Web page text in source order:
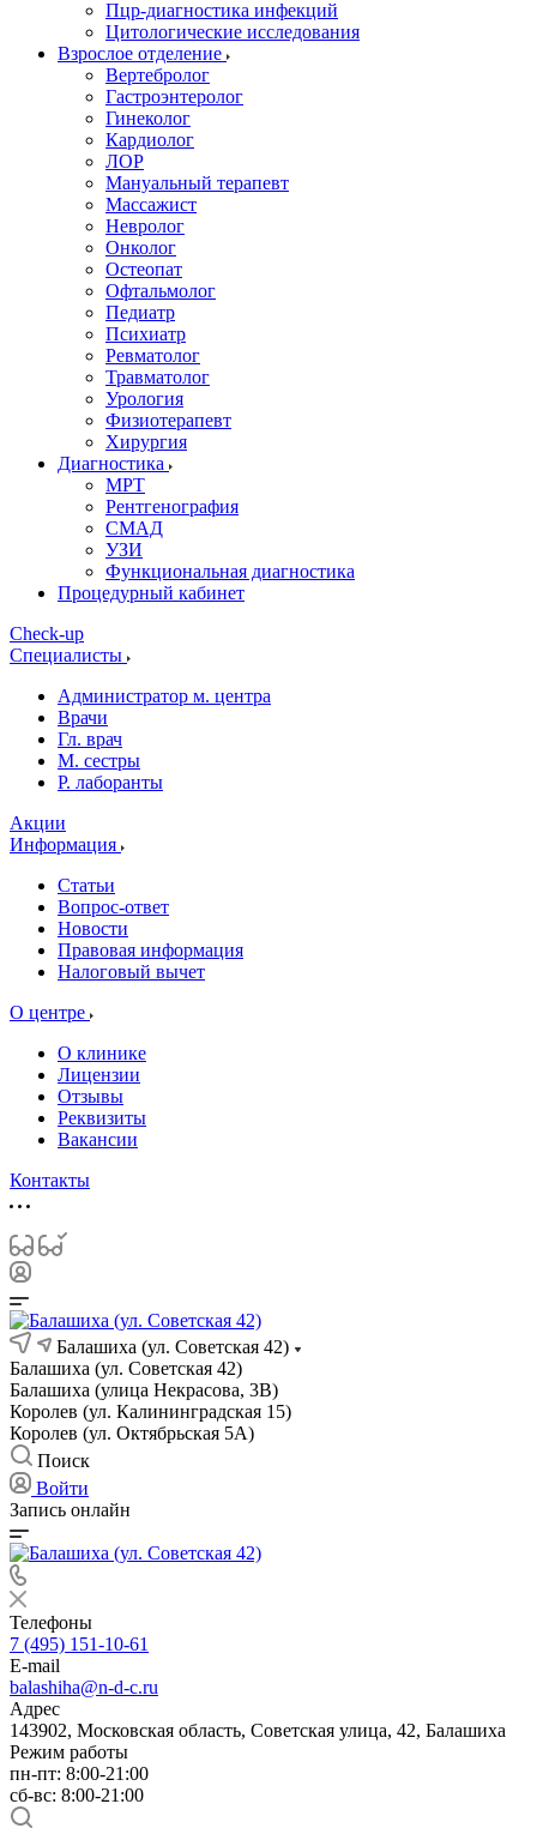
Пцр-диагностика инфекций
Цитологические исследования
Взрослое отделение
Вертебролог
Гастроэнтеролог
Гинеколог
Кардиолог
ЛОР
Мануальный терапевт
Массажист
Невролог
Онколог
Остеопат
Офтальмолог
Педиатр
Психиатр
Ревматолог
Травматолог
Урология
Физиотерапевт
Хирургия
Диагностика
МРТ
Рентгенография
СМАД
УЗИ
Функциональная диагностика
Процедурный кабинет
Cheсk-up
Специалисты
Администратор м. центра
Врачи
Гл. врач
М. сестры
Р. лаборанты
Акции
Информация
Статьи
Вопрос-ответ
Новости
Правовая информация
Налоговый вычет
О центре
О клинике
Лицензии
Отзывы
Реквизиты
Вакансии
Контакты
Балашиха (ул. Советская 42)
Балашиха (ул. Советская 42)
Балашиха (улица Некрасова, 3В)
Королев (ул. Калининградская 15)
Королев (ул. Октябрьская 5А)
Поиск
Войти
Запись онлайн
Телефоны
7 (495) 151-10-61
E-mail
balashiha@n-d-c.ru
Адрес
143902, Московская область, Советская улица, 42, Балашиха
Режим работы
пн-пт: 8:00-21:00
сб-вс: 8:00-21:00